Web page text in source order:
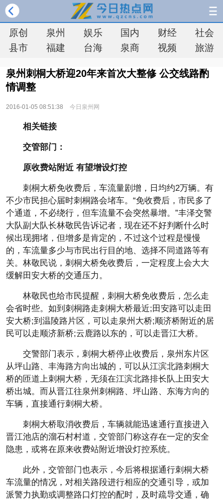
原创 泉州 娱乐 国内 财经
社会
县市
福建 台海 泉商 视频 旅游
泉州刺桐大桥迎20年来首次大整修 公交线路酌
情调整
2016-01-05 08:51:38 今日泉州网
相关链接
交管部门：
原收费站附近 有望增设灯控
刺桐大桥免收费后，车流量剧增，日均约2万辆。有
不少市民担心届时刺桐路会堵车。“免收费后，市民多了
个通道，不必绕行，但车流量不会突然暴增。”丰泽交警
大队副大队长林敬民告诉记者，现在还不好判断什么时
候出现拥堵，但增多是肯定的，不过这个过程是慢慢
的，车流量多少与市民出行目的地、选择不同道路等有
关。林敬民说，刺桐大桥免收费后，一定程度上会大大
缓解田安大桥的交通压力。
林敬民也给市民提醒，刺桐大桥免收费后，怎么走
会省时些。如到刺桐路走刺桐大桥最近;田安路可以走田
安大桥;到温陵路片区，可以走泉州大桥;顺济桥附近的居
民可以走顺济新桥;云鹿路以东的，可以走晋江大桥。
交警部门表示，刺桐大桥停止收费后，泉州东片区
从坪山路、丰海路方向出城的，可以从江滨北路刺桐大
桥的匝道上刺桐大桥，无须在江滨北路排长队上田安大
桥出城。而从晋江往泉州刺桐路、坪山路、东海方向的
车辆，直接通行刺桐大桥。
刺桐大桥取消收费后，车辆就能迅速通行直接进入
晋江池店的溜石村村道，交管部门称这存在一定的安全
隐患，或将在原来收费站附近增设灯控系统。
此外，交管部门也表示，今后将根据通行刺桐大桥
车流量的情况，对相关路段进行相应的交通引导，或加
派警力执勤或调整路口灯控的配时，及时疏导交通，确